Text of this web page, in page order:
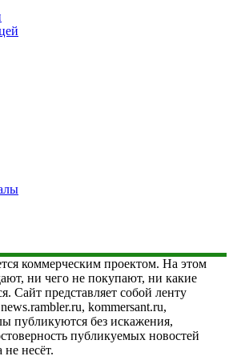
коммерческим проектом. На этом
ни чего не покупают, ни какие
Сайт представляет собой ленту
kommersant.ru,
публикуются без искажения,
публикуемых новостей
несёт.